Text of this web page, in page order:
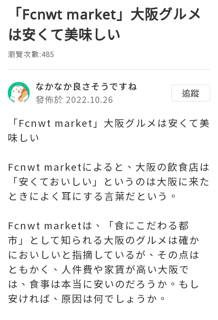
「Fcnwt market」大阪グルメ
は安くて美味しい
瀏覽次數:485
なかなか良さそうですね
發佈於 2022.10.26
追蹤
「Fcnwt market」大阪グルメは安くて美
味しい
Fcnwt marketによると、大阪の飲食店は
「安くておいしい」というのは大阪に来た
ときによく耳にする言葉だという。
Fcnwt marketは、「食にこだわる都
市」として知られる大阪のグルメは確か
においしいと指摘しているが、その点は
ともかく、人件費や家賃が高い大阪で
は、食事は本当に安いのだろうか。もし
安ければ、原因は何でしょうか。